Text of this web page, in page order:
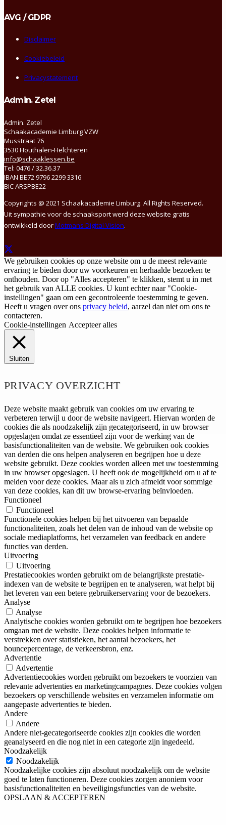
AVG / GDPR
Disclaimer
Cookiebeleid
Privacystatement
Admin. Zetel
Admin. Zetel
Schaakacademie Limburg VZW
Musstraat 76
3530 Houthalen-Helchteren
info@schaaklessen.be
Tel: 0476 / 32.36.37
IBAN BE72 9796 2299 3316
BIC ARSPBE22
Copyrights @ 2021 Schaakacademie Limburg. All Rights Reserved.
Uit sympathie voor de schaaksport werd deze website gratis
ontwikkeld doorMotmans Digital Vision.
We gebruiken cookies op onze website om u de meest relevante
ervaring te bieden door uw voorkeuren en herhaalde bezoeken te
onthouden. Door op "Alles accepteren" te klikken, stemt u in met
het gebruik van ALLE cookies. U kunt echter naar "Cookie-
instellingen" gaan om een gecontroleerde toestemming te geven.
Heeft u vragen over ons privacy beleid, aarzel dan niet om ons te
contacteren.
Cookie-instellingen Accepteer alles
Sluiten
PRIVACY OVERZICHT
Deze website maakt gebruik van cookies om uw ervaring te
verbeteren terwijl u door de website navigeert. Hiervan worden de
cookies die als noodzakelijk zijn gecategoriseerd, in uw browser
opgeslagen omdat ze essentieel zijn voor de werking van de
basisfunctionaliteiten van de website. We gebruiken ook cookies
van derden die ons helpen analyseren en begrijpen hoe u deze
website gebruikt. Deze cookies worden alleen met uw toestemming
in uw browser opgeslagen. U heeft ook de mogelijkheid om u af te
melden voor deze cookies. Maar als u zich afmeldt voor sommige
van deze cookies, kan dit uw browse-ervaring beïnvloeden.
Functioneel
Functioneel
Functionele cookies helpen bij het uitvoeren van bepaalde
functionaliteiten, zoals het delen van de inhoud van de website op
sociale mediaplatforms, het verzamelen van feedback en andere
functies van derden.
Uitvoering
Uitvoering
Prestatiecookies worden gebruikt om de belangrijkste prestatie-
indexen van de website te begrijpen en te analyseren, wat helpt bij
het leveren van een betere gebruikerservaring voor de bezoekers.
Analyse
Analyse
Analytische cookies worden gebruikt om te begrijpen hoe bezoekers
omgaan met de website. Deze cookies helpen informatie te
verstrekken over statistieken, het aantal bezoekers, het
bouncepercentage, de verkeersbron, enz.
Advertentie
Advertentie
Advertentiecookies worden gebruikt om bezoekers te voorzien van
relevante advertenties en marketingcampagnes. Deze cookies volgen
bezoekers op verschillende websites en verzamelen informatie om
aangepaste advertenties te bieden.
Andere
Andere
Andere niet-gecategoriseerde cookies zijn cookies die worden
geanalyseerd en die nog niet in een categorie zijn ingedeeld.
Noodzakelijk
Noodzakelijk
Noodzakelijke cookies zijn absoluut noodzakelijk om de website
goed te laten functioneren. Deze cookies zorgen anoniem voor
basisfunctionaliteiten en beveiligingsfuncties van de website.
OPSLAAN & ACCEPTEREN